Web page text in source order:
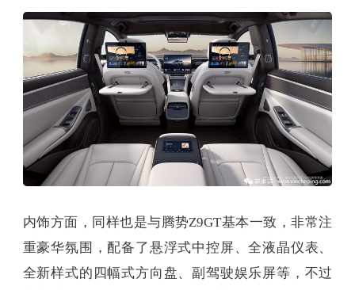
内饰方面，同样也是与腾势Z9GT基本一致，非常注
重豪华氛围，配备了悬浮式中控屏、全液晶仪表、
全新样式的四幅式方向盘、副驾驶娱乐屏等，不过